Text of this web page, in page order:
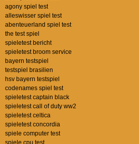
agony spiel test
alleswisser spiel test
abenteuerland spiel test
the test spiel
spieletest bericht
spieletest broom service
bayern testspiel
testspiel brasilien
hsv bayern testspiel
codenames spiel test
spieletest captain black
spieletest call of duty ww2
spieletest celtica
spieletest concordia
spiele computer test
spiele cpu test